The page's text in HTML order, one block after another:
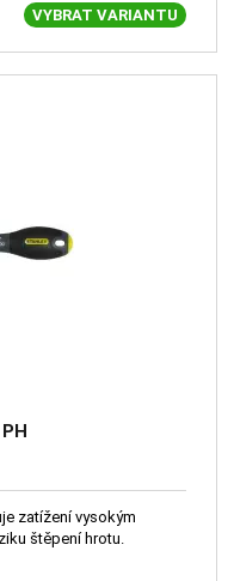
VYBRAT VARIANTU
zatížení vysokým
štěpení hrotu.